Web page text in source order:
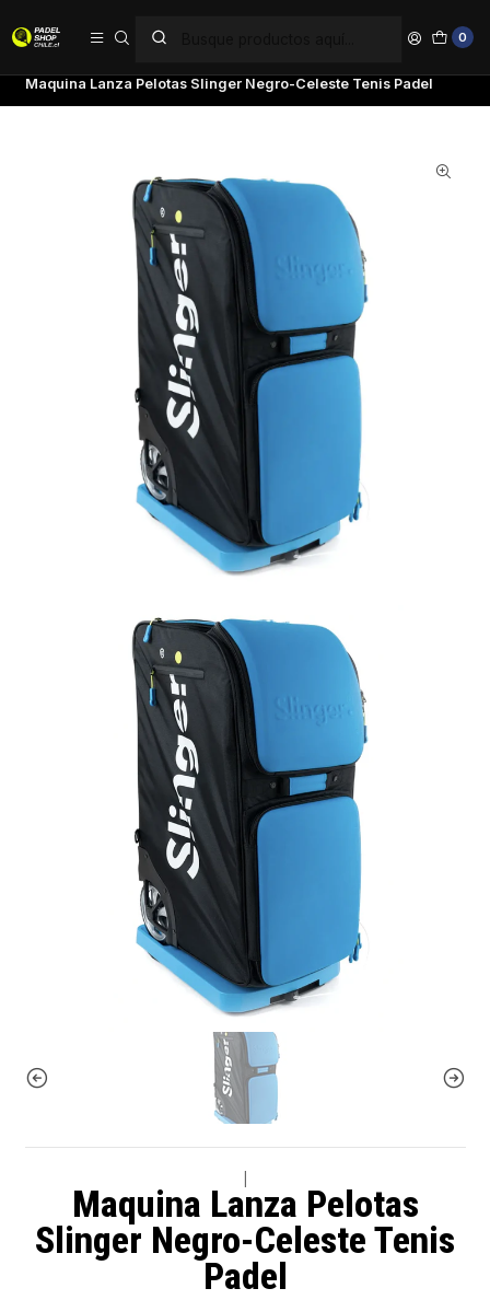
0
Maquina Lanza Pelotas Slinger Negro-Celeste Tenis Padel
Maquina Lanza Pelotas
Slinger Negro-Celeste Tenis
Padel